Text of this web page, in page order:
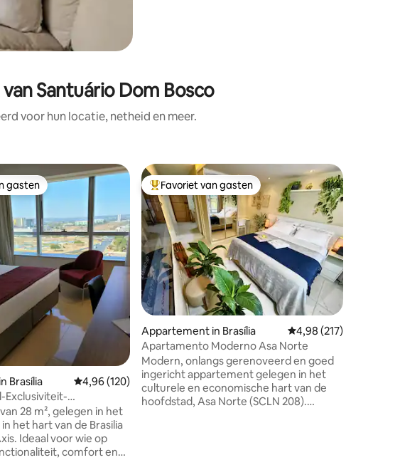
Santuário Dom Bosco
voor hun locatie, netheid en meer.
op 5, 130 recensies
gasten
gasten
Brasília Gemiddelde beoordeling van 4,96 op 5, 120 recensies
4,96 (120)
Exclusiviteit-
28 m², gelegen in het
het hart van de Brasilia
Ideaal voor wie op
comfort en
Topfavoriet van gasten
Favoriet van gasten
Appartement in Brasília Gemiddelde
4,98 (217)
Apartamento Moderno Asa Norte
Modern, onlangs gerenoveerd en goed
ingericht appartement gelegen in het
culturele en economische hart van de
hoofdstad, Asa Norte (SCLN 208).